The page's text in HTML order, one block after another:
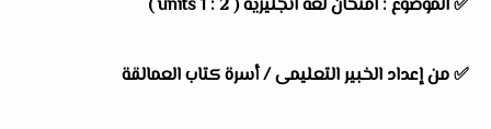
✅الموضوع : امتحان لغة انجليزية ( units 1 : 2 )
✅من إعداد الخبير التعليمى / أسرة كتاب العمالقة